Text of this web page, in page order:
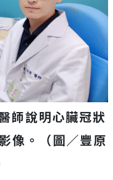
師說明心臟冠狀
像。（圖／豐原